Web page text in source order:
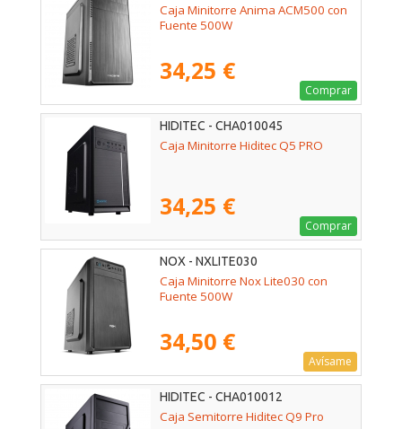
Caja Minitorre Anima ACM500 con
Fuente 500W
34,25 €
Comprar
HIDITEC - CHA010045
Caja Minitorre Hiditec Q5 PRO
34,25 €
Comprar
NOX - NXLITE030
Caja Minitorre Nox Lite030 con
Fuente 500W
34,50 €
Avísame
HIDITEC - CHA010012
Caja Semitorre Hiditec Q9 Pro